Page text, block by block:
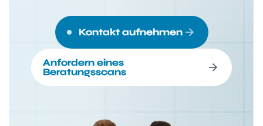
Kontakt aufnehmen
Anfordern eines
Beratungsscans